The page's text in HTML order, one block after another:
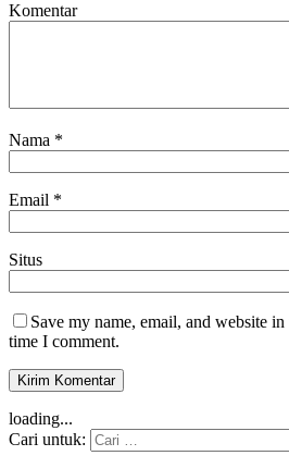
Komentar
Nama *
Email *
Situs
Save my name, email, and website
time I comment.
loading...
Cari untuk: